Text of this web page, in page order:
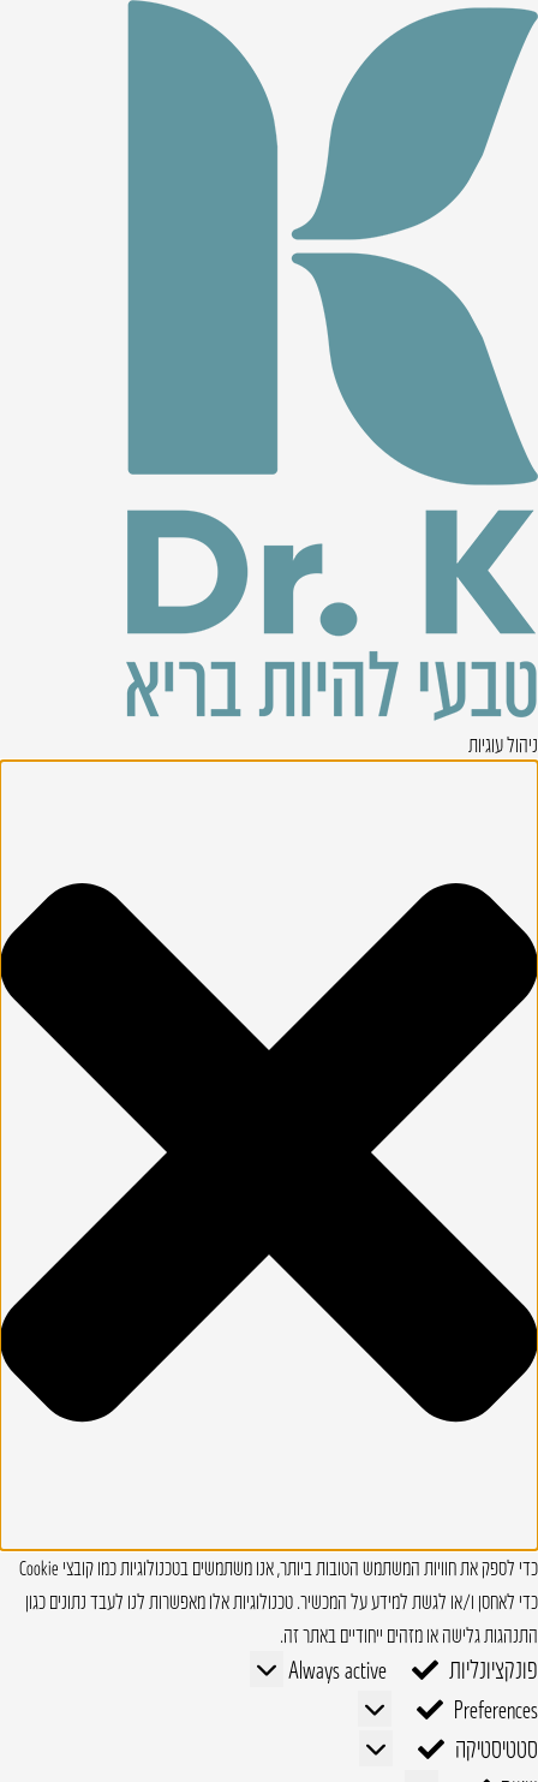
ניהול עוגיות
כדי לספק את חוויות המשתמש הטובות ביותר, אנו משתמשים בטכנולוגיות כמו קובצי Cookie
כדי לאחסן ו/או לגשת למידע על המכשיר. טכנולוגיות אלו מאפשרות לנו לעבד נתונים כגון
התנהגות גלישה או מזהים ייחודיים באתר זה.
פונקציונליות פונקציונליות
Always active
Preferences
Preferences
סטטיסטיקה
סטטיסטיקה